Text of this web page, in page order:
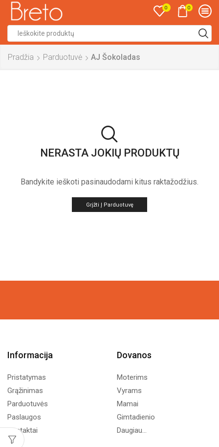
0 0
Pradžia Parduotuvė AJ Šokoladas
NERASTA JOKIŲ PRODUKTŲ
Bandykite ieškoti pasinaudodami kitus raktažodžius.
Grįžti Į Parduotuvę
Informacija
Pristatymas
Grąžinimas
Parduotuvės
Paslaugos
Kontaktai
Dovanos
Moterims
Vyrams
Mamai
Gimtadienio
Daugiau...